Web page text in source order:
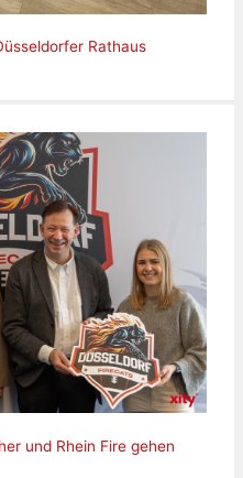
Rathaus
und Rhein Fire gehen